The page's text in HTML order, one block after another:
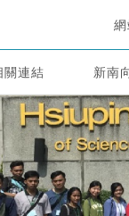
關連結 新南